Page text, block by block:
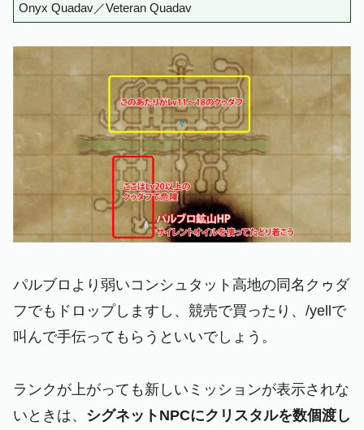
Onyx Quadav／Veteran Quadav
パルブロより弱いコンシュタット高地の同名クゥダ
フでもドロップしますし、競売で買ったり、/yellで
叫んで手伝ってもらうといいでしょう。
ランクが上がっても新しいミッションが表示されな
いときは、 シグネットNPCにクリスタルを数個渡し